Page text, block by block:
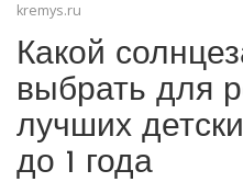
kremys.ru
Какой
выбрать для
лучших
до 1 года